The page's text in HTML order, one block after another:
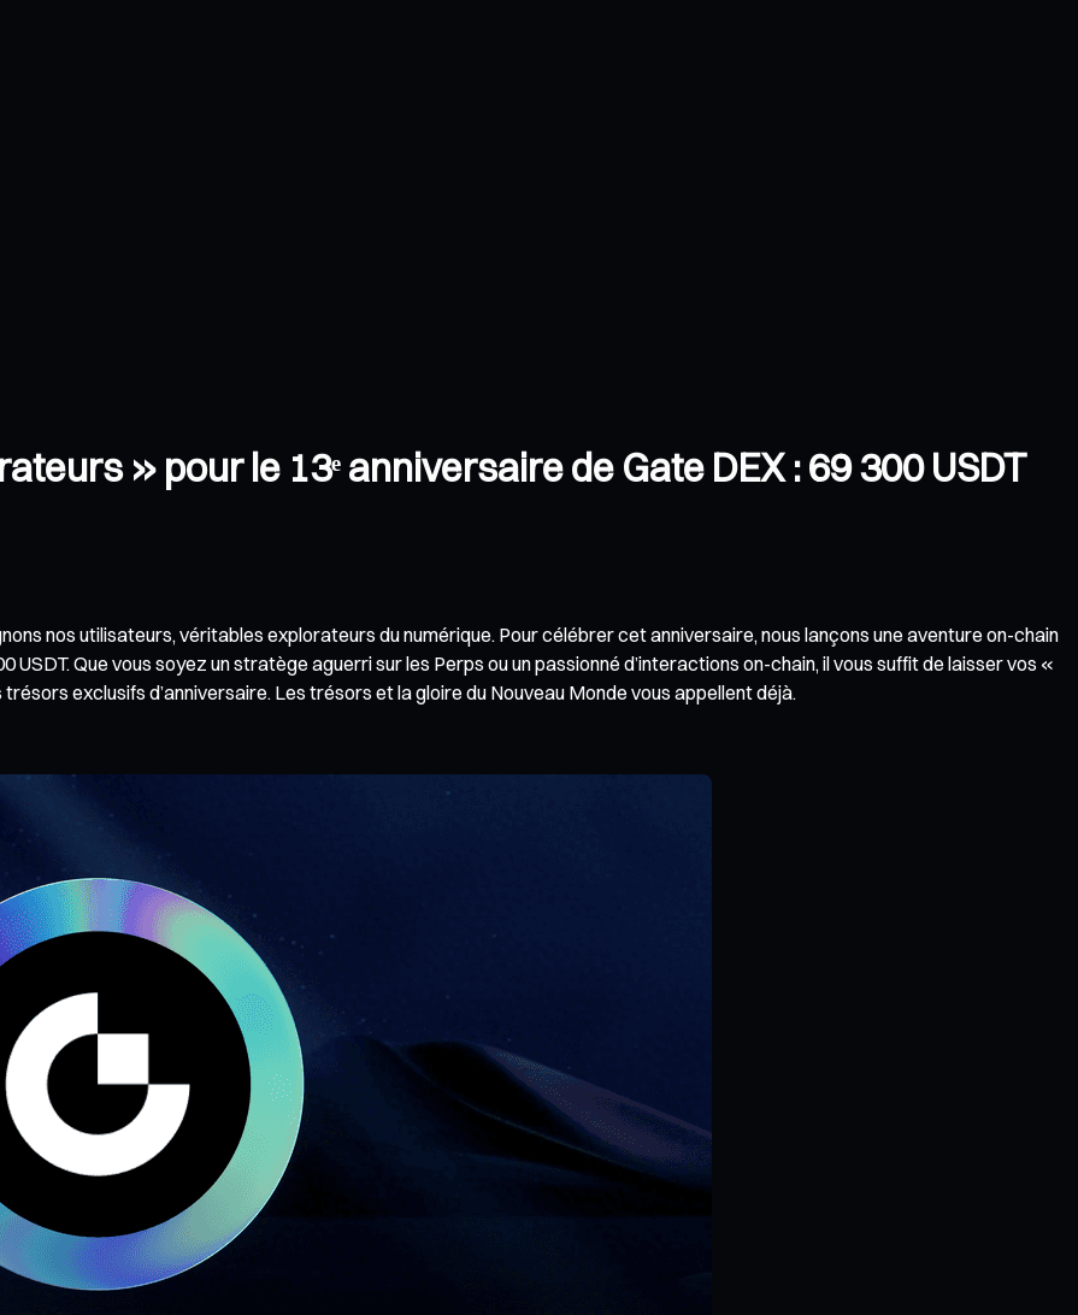
» pour le 13ᵉ anniversaire de Gate DEX : 69 300 USDT
nos utilisateurs, véritables explorateurs du numérique. Pour célébrer cet anniversaire, nous lançons une aventure on-chain
USDT. Que vous soyez un stratège aguerri sur les Perps ou un passionné d’interactions on-chain, il vous suffit de laisser vos «
exclusifs d’anniversaire. Les trésors et la gloire du Nouveau Monde vous appellent déjà.